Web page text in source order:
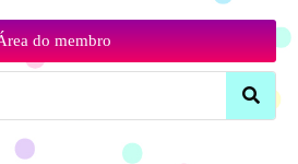
do membro